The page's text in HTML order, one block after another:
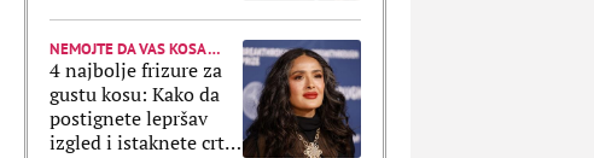
NEMOJTE DA VAS KOSA "POJEDE"
4 najbolje frizure za
gustu kosu: Kako da
postignete lepršav
izgled i istaknete crte